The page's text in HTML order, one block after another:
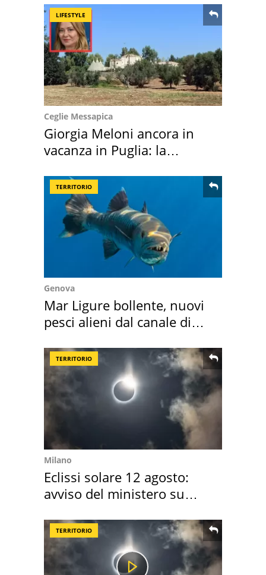
LIFESTYLE
Ceglie Messapica
Giorgia Meloni ancora in
vacanza in Puglia: la
TERRITORIO
Genova
Mar Ligure bollente, nuovi
pesci alieni dal canale di
TERRITORIO
Milano
Eclissi solare 12 agosto:
avviso del ministero su
TERRITORIO